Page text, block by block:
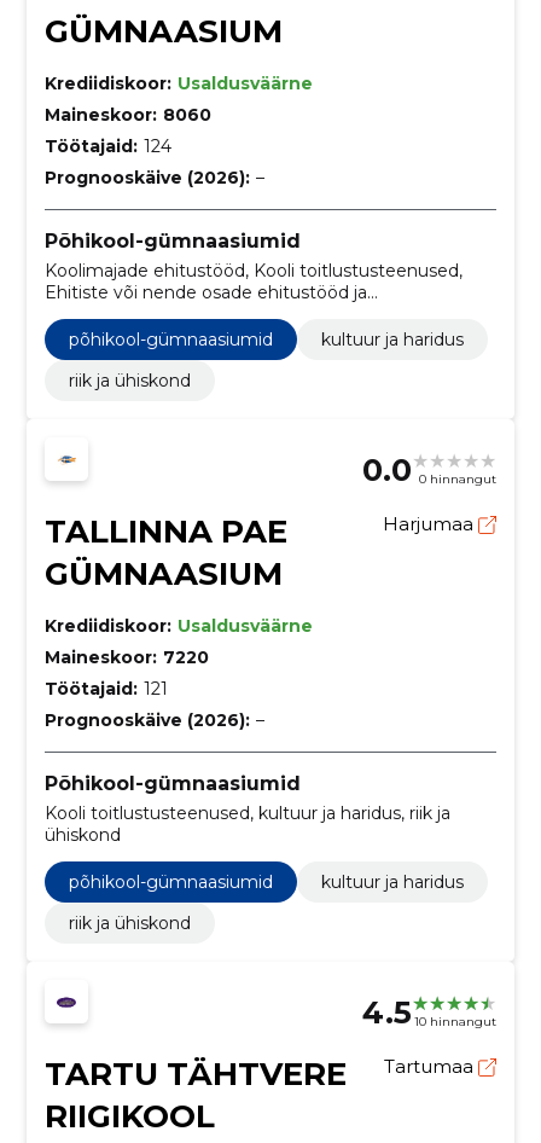
GÜMNAASIUM
Krediidiskoor: Usaldusväärne
Maineskoor: 8060
Töötajaid: 124
Prognooskäive (2026): –
Põhikool-gümnaasiumid
Koolimajade ehitustööd, Kooli toitlustusteenused,
Ehitiste või nende osade ehitustööd ja
tsiviilehitustööd, kultuur ja haridus, riik ja ühiskond
põhikool-gümnaasiumid
kultuur ja haridus
riik ja ühiskond
0.0 0 hinnangut
TALLINNA PAE
GÜMNAASIUM
Harjumaa
Krediidiskoor: Usaldusväärne
Maineskoor: 7220
Töötajaid: 121
Prognooskäive (2026): –
Põhikool-gümnaasiumid
Kooli toitlustusteenused, kultuur ja haridus, riik ja
ühiskond
põhikool-gümnaasiumid
kultuur ja haridus
riik ja ühiskond
4.5 10 hinnangut
TARTU TÄHTVERE
RIIGIKOOL
Tartumaa